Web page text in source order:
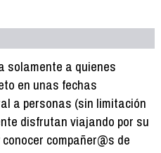
solamente a quienes
en unas fechas
a personas (sin limitación
disfrutan viajando por su
compañer@s de